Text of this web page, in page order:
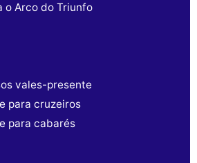
o Arco do Triunfo
vales-presente
para cruzeiros
para cabarés